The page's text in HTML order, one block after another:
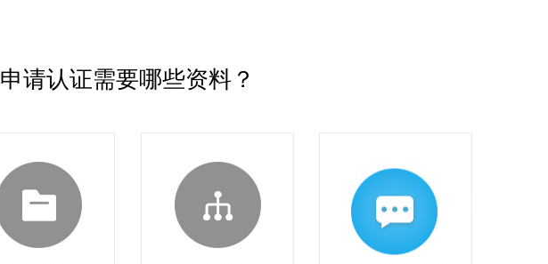
申请认证需要哪些资料？